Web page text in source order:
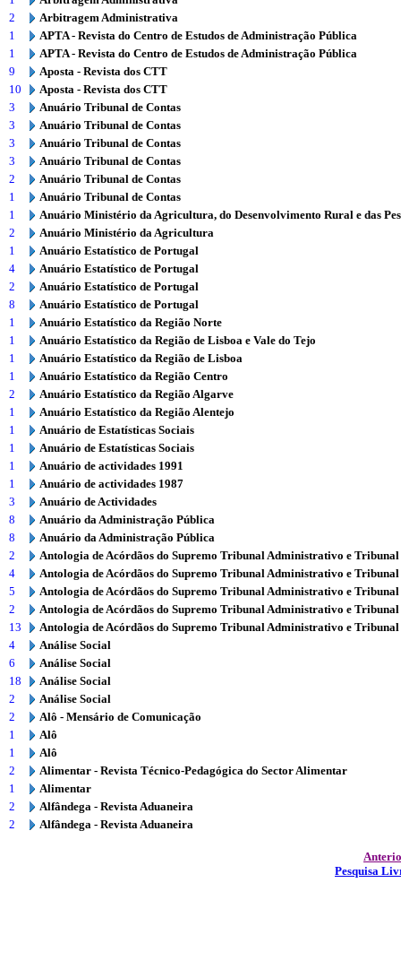
2
Arbitragem Administrativa
1
APTA - Revista do Centro de Estudos de Administração Pública
1
APTA - Revista do Centro de Estudos de Administração Pública
9
Aposta - Revista dos CTT
10
Aposta - Revista dos CTT
3
Anuário Tribunal de Contas
3
Anuário Tribunal de Contas
3
Anuário Tribunal de Contas
3
Anuário Tribunal de Contas
2
Anuário Tribunal de Contas
1
Anuário Tribunal de Contas
1
Anuário Ministério da Agricultura, do Desenvolvimento Rural e das
2
Anuário Ministério da Agricultura
1
Anuário Estatístico de Portugal
4
Anuário Estatístico de Portugal
2
Anuário Estatístico de Portugal
8
Anuário Estatístico de Portugal
1
Anuário Estatístico da Região Norte
1
Anuário Estatístico da Região de Lisboa e Vale do Tejo
1
Anuário Estatístico da Região de Lisboa
1
Anuário Estatístico da Região Centro
2
Anuário Estatístico da Região Algarve
1
Anuário Estatístico da Região Alentejo
1
Anuário de Estatísticas Sociais
1
Anuário de Estatísticas Sociais
1
Anuário de actividades 1991
1
Anuário de actividades 1987
3
Anuário de Actividades
8
Anuário da Administração Pública
8
Anuário da Administração Pública
2
Antologia de Acórdãos do Supremo Tribunal Administrativo e
4
Antologia de Acórdãos do Supremo Tribunal Administrativo e
5
Antologia de Acórdãos do Supremo Tribunal Administrativo e
2
Antologia de Acórdãos do Supremo Tribunal Administrativo e
13
Antologia de Acórdãos do Supremo Tribunal Administrativo e
4
Análise Social
6
Análise Social
18
Análise Social
2
Análise Social
2
Alô - Mensário de Comunicação
1
Alô
1
Alô
2
Alimentar - Revista Técnico-Pedagógica do Sector Alimentar
1
Alimentar
2
Alfândega - Revista Aduaneira
2
Alfândega - Revista Aduaneira
Pesquisa